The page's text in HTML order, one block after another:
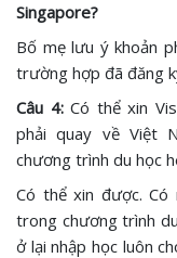
Singapore?
Bố mẹ lưu ý khoản
trường hợp đã đăng
Câu 4: Có thể xin
phải quay về Việt
chương trình du học
Có thể xin được.
trong chương trình
ở lại nhập học luôn